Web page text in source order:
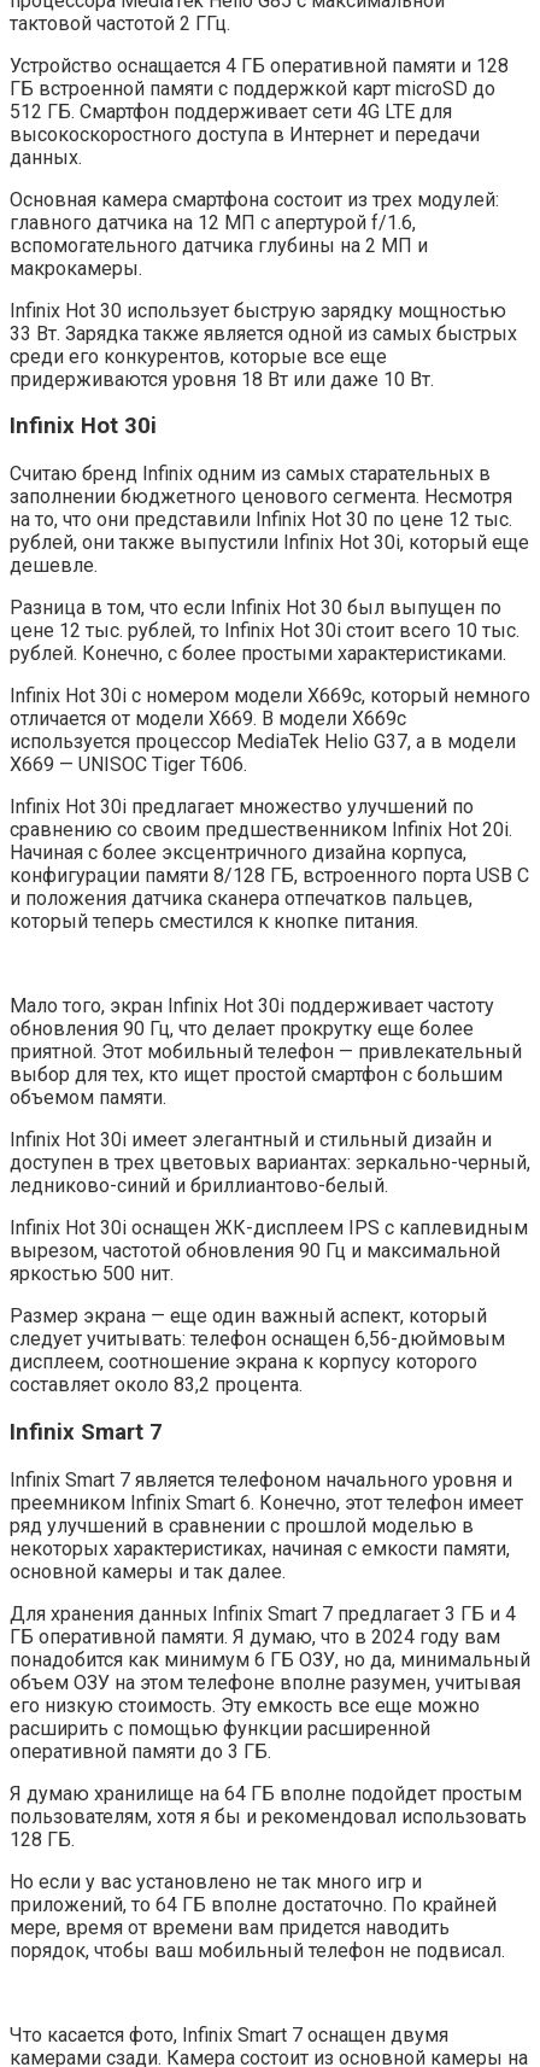
тактовой частотой 2 ГГц.
Устройство оснащается 4 ГБ оперативной памяти и 128
ГБ встроенной памяти с поддержкой карт microSD до
512 ГБ. Смартфон поддерживает сети 4G LTE для
высокоскоростного доступа в Интернет и передачи
данных.
Основная камера смартфона состоит из трех модулей:
главного датчика на 12 МП с апертурой f/1.6,
вспомогательного датчика глубины на 2 МП и
макрокамеры.
Infinix Hot 30 использует быструю зарядку мощностью
33 Вт. Зарядка также является одной из самых быстрых
среди его конкурентов, которые все еще
придерживаются уровня 18 Вт или даже 10 Вт.
Infinix Hot 30i
Считаю бренд Infinix одним из самых старательных в
заполнении бюджетного ценового сегмента. Несмотря
на то, что они представили Infinix Hot 30 по цене 12 тыс.
рублей, они также выпустили Infinix Hot 30i, который еще
дешевле.
Разница в том, что если Infinix Hot 30 был выпущен по
цене 12 тыс. рублей, то Infinix Hot 30i стоит всего 10 тыс.
рублей. Конечно, с более простыми характеристиками.
Infinix Hot 30i с номером модели X669c, который немного
отличается от модели X669. В модели X669c
используется процессор MediaTek Helio G37, а в модели
X669 — UNISOC Tiger T606.
Infinix Hot 30i предлагает множество улучшений по
сравнению со своим предшественником Infinix Hot 20i.
Начиная с более эксцентричного дизайна корпуса,
конфигурации памяти 8/128 ГБ, встроенного порта USB C
и положения датчика сканера отпечатков пальцев,
который теперь сместился к кнопке питания.
Мало того, экран Infinix Hot 30i поддерживает частоту
обновления 90 Гц, что делает прокрутку еще более
приятной. Этот мобильный телефон — привлекательный
выбор для тех, кто ищет простой смартфон с большим
объемом памяти.
Infinix Hot 30i имеет элегантный и стильный дизайн и
доступен в трех цветовых вариантах: зеркально-черный,
ледниково-синий и бриллиантово-белый.
Infinix Hot 30i оснащен ЖК-дисплеем IPS с каплевидным
вырезом, частотой обновления 90 Гц и максимальной
яркостью 500 нит.
Размер экрана — еще один важный аспект, который
следует учитывать: телефон оснащен 6,56-дюймовым
дисплеем, соотношение экрана к корпусу которого
составляет около 83,2 процента.
Infinix Smart 7
Infinix Smart 7 является телефоном начального уровня и
преемником Infinix Smart 6. Конечно, этот телефон имеет
ряд улучшений в сравнении с прошлой моделью в
некоторых характеристиках, начиная с емкости памяти,
основной камеры и так далее.
Для хранения данных Infinix Smart 7 предлагает 3 ГБ и 4
ГБ оперативной памяти. Я думаю, что в 2024 году вам
понадобится как минимум 6 ГБ ОЗУ, но да, минимальный
объем ОЗУ на этом телефоне вполне разумен, учитывая
его низкую стоимость. Эту емкость все еще можно
расширить с помощью функции расширенной
оперативной памяти до 3 ГБ.
Я думаю хранилище на 64 ГБ вполне подойдет простым
пользователям, хотя я бы и рекомендовал использовать
128 ГБ.
Но если у вас установлено не так много игр и
приложений, то 64 ГБ вполне достаточно. По крайней
мере, время от времени вам придется наводить
порядок, чтобы ваш мобильный телефон не подвисал.
Что касается фото, Infinix Smart 7 оснащен двумя
камерами сзади. Камера состоит из основной камеры на